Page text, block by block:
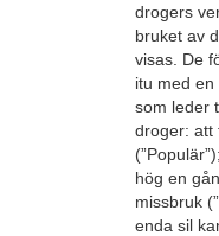
drogers
bruket av
visas. De
itu med en
som leder
droger: att
hög en
missbruk
enda sil